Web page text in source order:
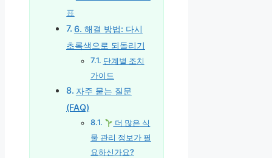
표
6. 해결 방법: 다시
초록색으로 되돌리기
단계별 조치
가이드
자주 묻는 질문
(FAQ)
더 많은 식
물 관리 정보가 필
요하신가요?